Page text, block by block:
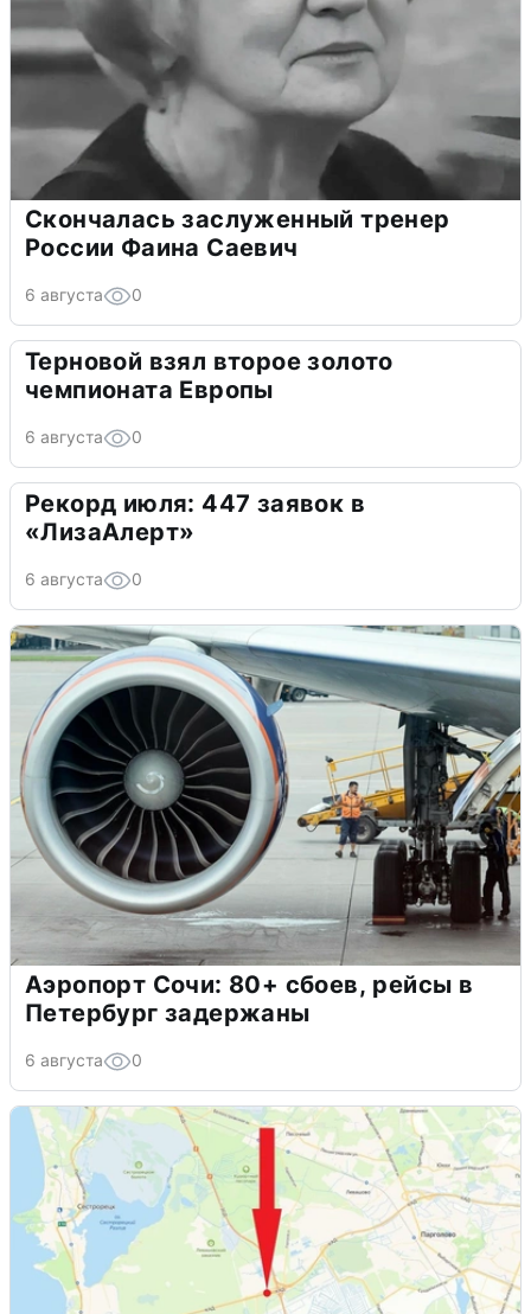
Скончалась заслуженный тренер
России Фаина Саевич
6 августа 0
Терновой взял второе золото
чемпионата Европы
6 августа 0
Рекорд июля: 447 заявок в
«ЛизаАлерт»
6 августа 0
Аэропорт Сочи: 80+ сбоев, рейсы в
Петербург задержаны
6 августа 0